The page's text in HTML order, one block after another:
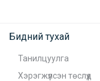
Бидний тухай
Танилцуулга
Хэрэгжүүлсэн төслүүд